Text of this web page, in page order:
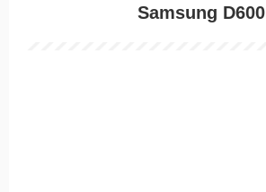
Samsung D600